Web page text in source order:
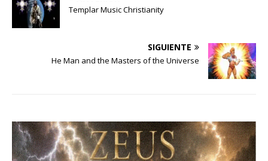
Templar Music Christianity
SIGUIENTE
He Man and the Masters of the Universe